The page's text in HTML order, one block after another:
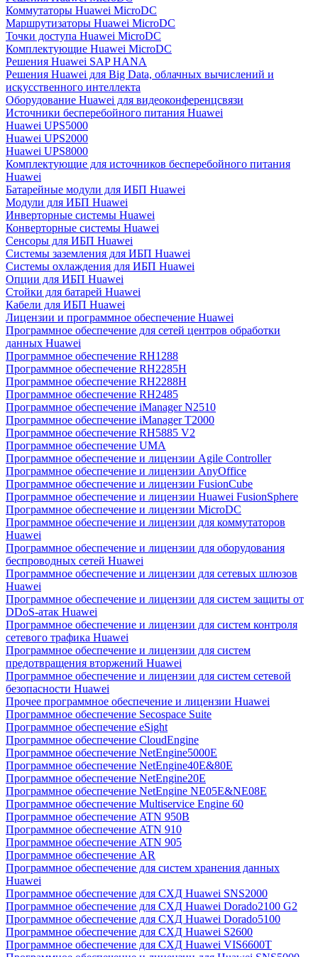
Коммутаторы Huawei MicroDC
Маршрутизаторы Huawei MicroDC
Точки доступа Huawei MicroDC
Комплектующие Huawei MicroDC
Решения Huawei SAP HANA
Решения Huawei для Big Data, облачных вычислений и
искусственного интеллекта
Оборудование Huawei для видеоконференцсвязи
Источники бесперебойного питания Huawei
Huawei UPS5000
Huawei UPS2000
Huawei UPS8000
Комплектующие для источников бесперебойного питания
Huawei
Батарейные модули для ИБП Huawei
Модули для ИБП Huawei
Инверторные системы Huawei
Конверторные системы Huawei
Сенсоры для ИБП Huawei
Системы заземления для ИБП Huawei
Системы охлаждения для ИБП Huawei
Опции для ИБП Huawei
Стойки для батарей Huawei
Кабели для ИБП Huawei
Лицензии и программное обеспечение Huawei
Программное обеспечение для сетей центров обработки
данных Huawei
Программное обеспечение RH1288
Программное обеспечение RH2285H
Программное обеспечение RH2288H
Программное обеспечение RH2485
Программное обеспечение iManager N2510
Программное обеспечение iManager T2000
Программное обеспечение RH5885 V2
Программное обеспечение UMA
Программное обеспечение и лицензии Agile Controller
Программное обеспечение и лицензии AnyOffice
Программное обеспечение и лицензии FusionCube
Программное обеспечение и лицензии Huawei FusionSphere
Программное обеспечение и лицензии MicroDC
Программное обеспечение и лицензии для коммутаторов
Huawei
Программное обеспечение и лицензии для оборудования
беспроводных сетей Huawei
Программное обеспечение и лицензии для сетевых шлюзов
Huawei
Программное обеспечение и лицензии для систем защиты от
DDoS-атак Huawei
Программное обеспечение и лицензии для систем контроля
сетевого трафика Huawei
Программное обеспечение и лицензии для систем
предотвращения вторжений Huawei
Программное обеспечение и лицензии для систем сетевой
безопасности Huawei
Прочее программное обеспечение и лицензии Huawei
Программное обеспечение Secospace Suite
Программное обеспечение eSight
Программное обеспечение CloudEngine
Программное обеспечение NetEngine5000E
Программное обеспечение NetEngine40E&80E
Программное обеспечение NetEngine20E
Программное обеспечение NetEngine NE05E&NE08E
Программное обеспечение Multiservice Engine 60
Программное обеспечение ATN 950B
Программное обеспечение ATN 910
Программное обеспечение ATN 905
Программное обеспечение AR
Программное обеспечение для систем хранения данных
Huawei
Программное обеспечение для СХД Huawei SNS2000
Программное обеспечение для СХД Huawei Dorado2100 G2
Программное обеспечение для СХД Huawei Dorado5100
Программное обеспечение для СХД Huawei S2600
Программное обеспечение для СХД Huawei VIS6600T